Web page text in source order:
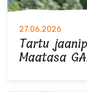
27.06.2026
Tartu
Maatasa